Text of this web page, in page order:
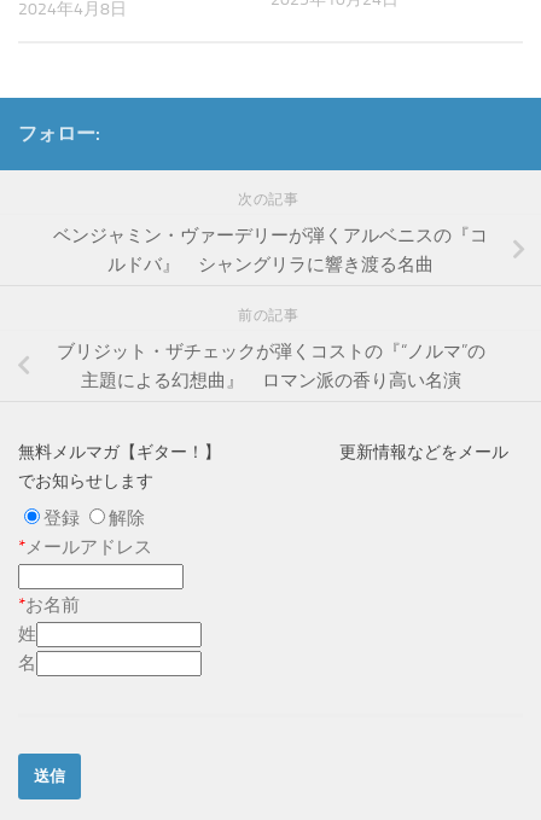
2024年4月8日
フォロー:
次の記事
ベンジャミン・ヴァーデリーが弾くアルベニスの『コ
ルドバ』 シャングリラに響き渡る名曲
前の記事
ブリジット・ザチェックが弾くコストの『“ノルマ”の
主題による幻想曲』 ロマン派の香り高い名演
無料メルマガ【ギター！】 更新情報などをメール
でお知らせします
登録
解除
*メールアドレス
*お名前
姓
名